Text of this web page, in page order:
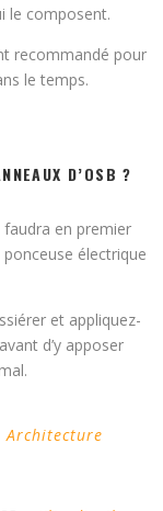
le composent.
recommandé pour
le temps.
D’OSB ?
faudra en premier
ponceuse électrique
et appliquez-
d’y apposer
Architecture